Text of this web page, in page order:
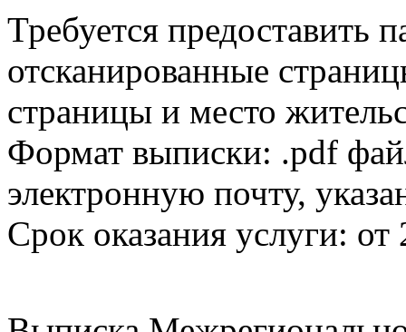
Требуется предоставить
отсканированные
страницы и место
Формат выписки: .pdf
электронную почту,
Срок оказания услуги: от